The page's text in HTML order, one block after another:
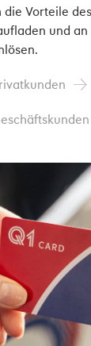
die Vorteile
und